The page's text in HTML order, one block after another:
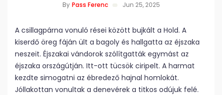
By Pass Ferenc Jun 25, 2025
A csillagpárna vonuló rései között bujkált a Hold. A
kiserdő öreg fáján ült a bagoly és hallgatta az éjszaka
neszeit. Éjszakai vándorok szólítgatták egymást az
éjszaka országútján. Itt-ott tücsök ciripelt. A harmat
kezdte simogatni az ébredező hajnal homlokát.
Jóllakottan vonultak a denevérek a titkos odújuk felé.